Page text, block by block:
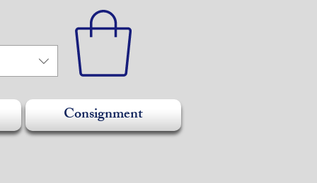
Consignment